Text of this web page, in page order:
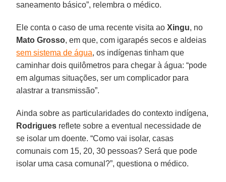
saneamento básico”, relembra o médico.
Ele conta o caso de uma recente visita aoXingu, no
Mato Grosso, em que, com igarapés secos e aldeias
sem sistema de água, os indígenas tinham que
caminhar dois quilômetros para chegar à água: “pode
em algumas situações, ser um complicador para
alastrar a transmissão”.
Ainda sobre as particularidades do contexto indígena,
Rodrigues reflete sobre a eventual necessidade de
se isolar um doente. “Como vai isolar, casas
comunais com 15, 20, 30 pessoas? Será que pode
isolar uma casa comunal?”, questiona o médico.